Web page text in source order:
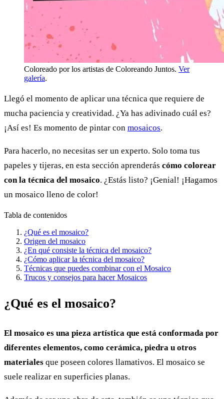
Coloreado por los artistas de Coloreando Juntos. Ver
galería.
Llegó el momento de aplicar una técnica que requiere de
mucha paciencia y creatividad. ¿Ya has adivinado cuál es?
¡Así es! Es momento de pintar con mosaicos.
Para hacerlo, no necesitas ser un experto. Solo toma tus
papeles y tijeras, en esta sección aprenderás cómo colorear
con la técnica del mosaico. ¿Estás listo? ¡Genial! ¡Hagamos
un mosaico lleno de color!
Tabla de contenidos
¿Qué es el mosaico?
Origen del mosaico
¿En qué consiste la técnica del mosaico?
¿Cómo aplicar la técnica del mosaico?
Técnicas que puedes combinar con el Mosaico
Trucos y consejos para hacer Mosaicos
¿Qué es el mosaico?
El mosaico es una pieza artística que está conformada por
diferentes elementos, como cerámica, piedra u otros
materiales que poseen colores llamativos. El mosaico se
suele realizar en superficies planas.